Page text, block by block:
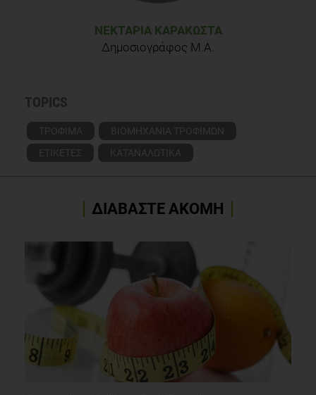
ΝΕΚΤΑΡΊΑ ΚΑΡΑΚΏΣΤΑ
Δημοσιογράφος M.A.
TOPICS
ΤΡΟΦΙΜΑ
ΒΙΟΜΗΧΑΝΙΑ ΤΡΟΦΙΜΩΝ
ΕΤΙΚΕΤΕΣ
ΚΑΤΑΝΑΛΩΤΙΚΑ
ΔΙΑΒΑΣΤΕ ΑΚΟΜΗ